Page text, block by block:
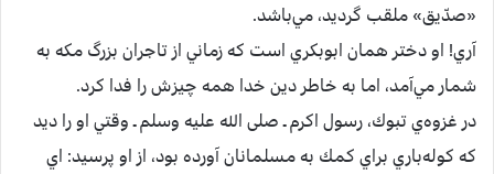
«صدّيق‌» ملقب‌ گرديد، مي‌باشد.
آري‌! او دختر همان‌ ابوبكري‌ است‌ كه‌ زماني‌ از تاجران‌ بزرگ‌ مكه‌ به‌
شمار مي‌آمد، اما به‌ خاطر دين‌ خدا همه‌ چيزش‌ را فدا كرد.
در غزوه‌ي‌ تبوك‌، رسول‌ اكرم‌ ـ صلی الله علیه وسلم ـ وقتي‌ او را ديد
كه‌ كوله‌باري‌ براي‌ كمك‌ به‌ مسلمانان‌ آورده‌ بود، از او پرسيد: اي‌